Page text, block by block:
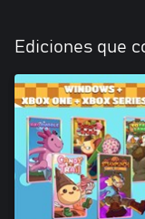
Ediciones que